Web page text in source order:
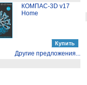
КОМПАС-3D v17
Home
Другие предложения...